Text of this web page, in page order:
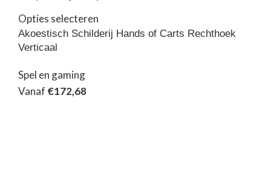
Opties selecteren
Akoestisch Schilderij Hands of Carts Rechthoek
Verticaal
Spel en gaming
Vanaf €172,68